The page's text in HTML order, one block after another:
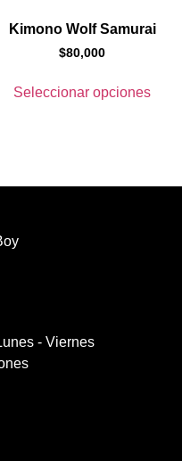
Kimono Wolf Samurai
$80,000
Seleccionar opciones
- Viernes